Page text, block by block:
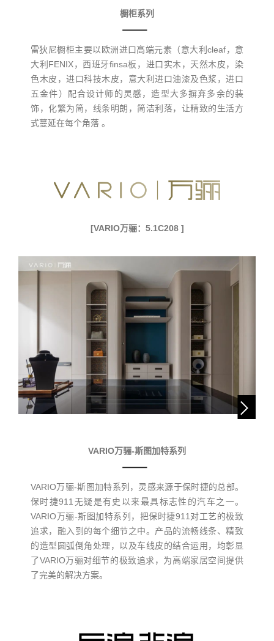
橱柜系列
雷狄尼橱柜主要以欧洲进口高端元素（意大利cleaf，意
大利FENIX，西班牙finsa板，进口实木，天然木皮，染
色木皮，进口科技木皮，意大利进口油漆及色浆，进口
五金件）配合设计师的灵感，造型大多摒弃多余的装
饰，化繁为简，线条明朗，简洁利落，让精致的生活方
式蔓延在每个角落 。
[VARIO万骊：5.1C208 ]
VARIO万骊-斯图加特系列
VARIO万骊-斯图加特系列，灵感来源于保时捷的总部。
保时捷911无疑是有史以来最具标志性的汽车之一。
VARIO万骊-斯图加特系列，把保时捷911对工艺的极致
追求，融入到的每个细节之中。产品的流畅线条、精致
的造型圆弧倒角处理，以及车线皮的结合运用，均彰显
了VARIO万骊对细节的极致追求，为高端家居空间提供
了完美的解决方案。